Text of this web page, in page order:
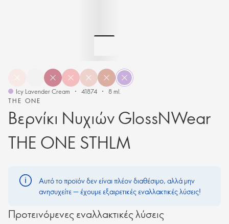
THE ONE
Βερνίκι Νυχιών GlossNWear
THE ONE STHLM
Icy Lavender Cream 41874 8 ml.
Αυτό το προϊόν δεν είναι πλέον διαθέσιμο, αλλά μην
ανησυχείτε — έχουμε εξαιρετικές εναλλακτικές λύσεις!
Προτεινόμενες εναλλακτικές λύσεις